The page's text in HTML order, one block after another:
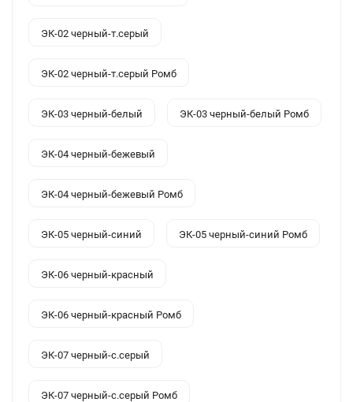
ЭК-02 черный-т.серый
ЭК-02 черный-т.серый Ромб
ЭК-03 черный-белый ЭК-03 черный-белый Ромб
ЭК-04 черный-бежевый
ЭК-04 черный-бежевый Ромб
ЭК-05 черный-синий ЭК-05 черный-синий Ромб
ЭК-06 черный-красный
ЭК-06 черный-красный Ромб
ЭК-07 черный-с.серый
ЭК-07 черный-с.серый Ромб